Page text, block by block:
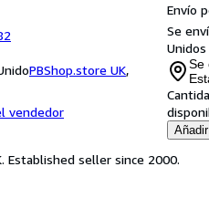
PBShop.store UK,
vendedor
Envío
Se
Se
Established seller since 2000.